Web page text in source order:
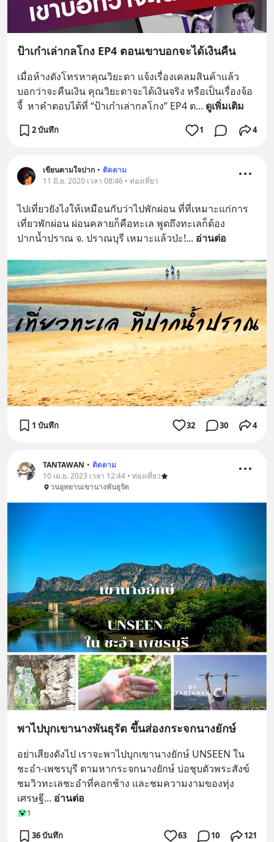
ป้าเก๋าเล่ากลโกง EP4 ตอนเขาบอกจะได้เงินคืน
เมื่อห้างดังโทรหาคุณวิยะดา แจ้งเรื่องเคลมสินค้าแล้ว
บอกว่าจะคืนเงิน คุณวิยะดาจะได้เงินจริง หรือเป็นเรื่องจ้อ
จี้  หาคำตอบได้ที่ “ป้าเก๋าเล่ากลโกง” EP4 ต... ดูเพิ่มเติม
2 บันทึก 1 4
เขียนตามใจปาก • ติดตาม
11 มิ.ย. 2020 เวลา 08:46 • ท่องเที่ยว
ไปเที่ยวยังไงให้เหมือนกับว่าไปพักผ่อน ที่ที่เหมาะแก่การ
เที่ยวพักผ่อน ผ่อนคลายก็คือทะเล พูดถึงทะเลก็ต้อง
ปากน้ำปราณ จ. ปราณบุรี เหมาะแล้วป่ะ!... อ่านต่อ
1 บันทึก 32 30 4
TANTAWAN • ติดตาม
10 เม.ย. 2023 เวลา 12:44 • ท่องเที่ยว
วนอุทยานเขานางพันธุรัต
พาไปบุกเขานางพันธุรัต ขึ้นส่องกระจกนางยักษ์
อย่าเสียงดังไป เราจะพาไปบุกเขานางยักษ์ UNSEEN ใน
ชะอำ-เพชรบุรี ตามหากระจกนางยักษ์ บ่อชุบตัวพระสังข์
ชมวิวทะเลชะอำที่คอกช้าง และชมความงามของทุ่ง
เศรษฐี... อ่านต่อ
1
36 บันทึก 63 10 121